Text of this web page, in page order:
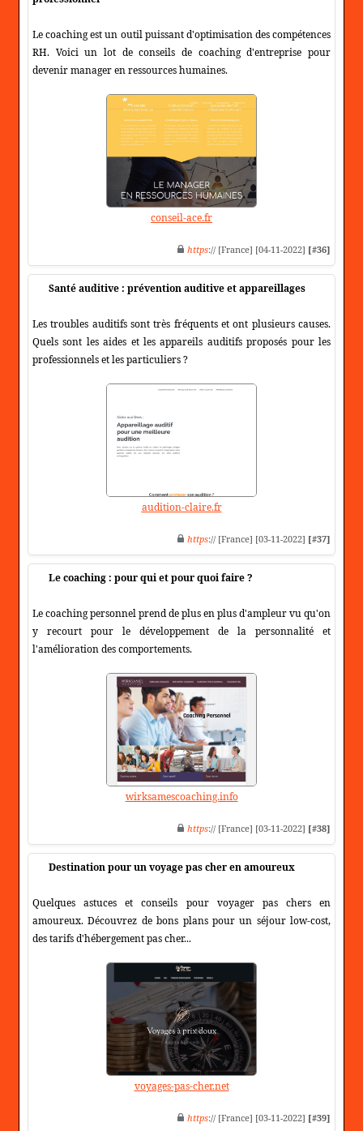
Le coaching est un outil puissant d'optimisation des compétences
RH. Voici un lot de conseils de coaching d'entreprise pour
devenir manager en ressources humaines.
conseil-ace.fr
https:// [France] [04-11-2022] [#36]
Santé auditive : prévention auditive et appareillages
Les troubles auditifs sont très fréquents et ont plusieurs causes.
Quels sont les aides et les appareils auditifs proposés pour les
professionnels et les particuliers ?
audition-claire.fr
https:// [France] [03-11-2022] [#37]
Le coaching : pour qui et pour quoi faire ?
Le coaching personnel prend de plus en plus d'ampleur vu qu'on
y recourt pour le développement de la personnalité et
l'amélioration des comportements.
wirksamescoaching.info
https:// [France] [03-11-2022] [#38]
Destination pour un voyage pas cher en amoureux
Quelques astuces et conseils pour voyager pas chers en
amoureux. Découvrez de bons plans pour un séjour low-cost,
des tarifs d'hébergement pas cher...
voyages-pas-cher.net
https:// [France] [03-11-2022] [#39]